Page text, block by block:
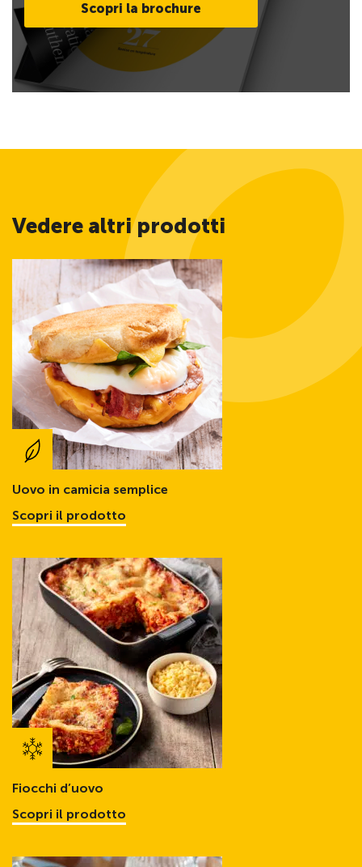
Scopri la brochure
Vedere altri prodotti
Uovo in camicia semplice
Scopri il prodotto
Fiocchi d’uovo
Scopri il prodotto